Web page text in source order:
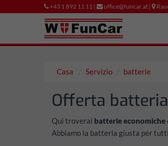
+43 1 892 11 11 | office@funcar.at |
Casa Servizio batterie
Offerta
Qui troverai batterie economiche
Abbiamo la batteria giusta per